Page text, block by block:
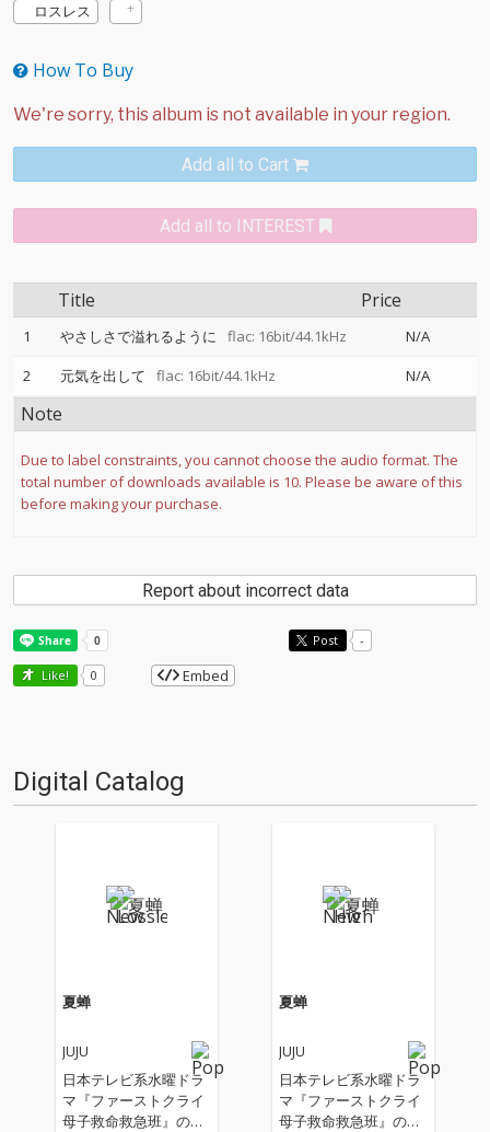
ロスレス
How To Buy
Add all to Cart
Add all to INTEREST
Title Price
1 やさしさで溢れるように flac: 16bit/44.1kHz
N/A
2
元気を出して flac: 16bit/44.1kHz N/A
Note
Due to label constraints, you cannot choose the audio format. The
total number of downloads available is 10. Please be aware of this
before making your purchase.
Report about incorrect data
Post -
Like! 0 Embed
Digital Catalog
夏蝉
JUJU
日本テレビ系水曜ドラ
マ『ファーストクライ
母子救命救急班』の主
夏蝉
JUJU
日本テレビ系水曜ドラ
マ『ファーストクライ
母子救命救急班』の主